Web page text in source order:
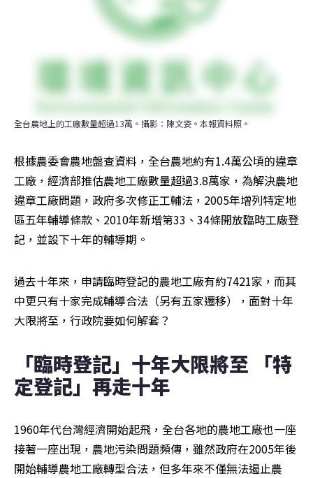
全台農地上的工廠數量超過13萬。攝影：陳文姿。本報資料照。
根據農委會農地盤查資料，全台農地約有1.4萬公頃的違章
工廠，經濟部推估農地工廠數量超過3.8萬家，為解決農地
違章工廠問題，政府多次修正工輔法，2005年增列特定地
區五年輔導條款、2010年新增第33、34條開放臨時工廠登
記，並設下十年的輔導期。
過去十年來，申請臨時登記的農地工廠有約7421家，而其
中更只有十家完成輔導合法（另有五家遷移），面對十年
大限將至，行政院要如何解套？
「臨時登記」十年大限將至 「特
定登記」再走十年
1960年代台灣經濟開始起飛，全台各地的農地工廠也一座
接著一座出現，農地污染問題頻傳，雖然政府在2005年後
開始輔導農地工廠轉型合法，但多年來不僅無法遏止農